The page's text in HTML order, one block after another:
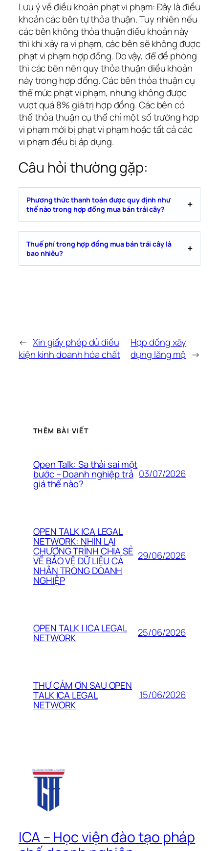
Lưu ý về điều khoản phạt vi phạm: Đây là điều
khoản các bên tự thỏa thuận. Tuy nhiên nếu
các bên không thỏa thuận điều khoản này
thì khi xảy ra vi phạm, các bên sẽ không được
phạt vi phạm hợp đồng. Do vậy, để đề phòng
thì các bên nên quy thỏa thuận điều khoản
này trong hợp đồng. Các bên thỏa thuận cụ
thể mức phạt vi phạm, nhưng không được
vượt quá 8% giá trị hợp đồng. Các bên có
thể thỏa thuận cụ thể chỉ một số trường hợp
vi phạm mới bị phạt vi phạm hoặc tất cả các
vi phạm đều bị áp dụng.
Câu hỏi thường gặp:
Phương thức thanh toán được quy định như
thế nào trong hợp đồng mua bán trái cây?
Thuế phí trong hợp đồng mua bán trái cây là
bao nhiêu?
← Xin giấy phép đủ điều
kiện kinh doanh hóa chất
Hợp đồng xây
dựng lăng mộ →
THÊM BÀI VIẾT
Open Talk: Sa thải sai một
bước – Doanh nghiệp trả
giá thế nào?
03/07/2026
OPEN TALK ICA LEGAL
NETWORK: NHÌN LẠI
CHƯƠNG TRÌNH CHIA SẺ
VỀ BẢO VỆ DỮ LIỆU CÁ
NHÂN TRONG DOANH
NGHIỆP
29/06/2026
OPEN TALK | ICA LEGAL
NETWORK 25/06/2026
THƯ CẢM ƠN SAU OPEN
TALK ICA LEGAL
NETWORK
15/06/2026
ICA – Học viện đào tạo pháp